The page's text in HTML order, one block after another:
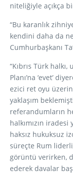
niteliğiyle açıkça
“Bu karanlık
kendini daha da
Cumhurbaşkanı
“Kıbrıs Türk
Planı’na ‘evet’
ezici ret oyu
yaklaşım
referandumların
halkımızın
haksız hukuksuz
süreçte Rum
görüntü verirken,
ederek davalar